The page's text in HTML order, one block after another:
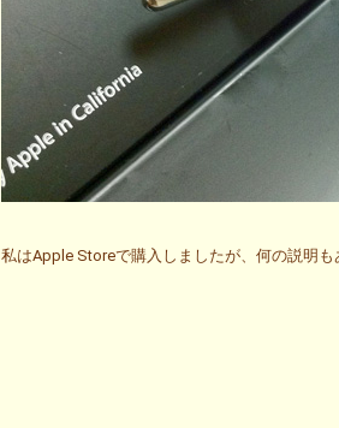
私はApple Storeで購入しましたが、何の説明も